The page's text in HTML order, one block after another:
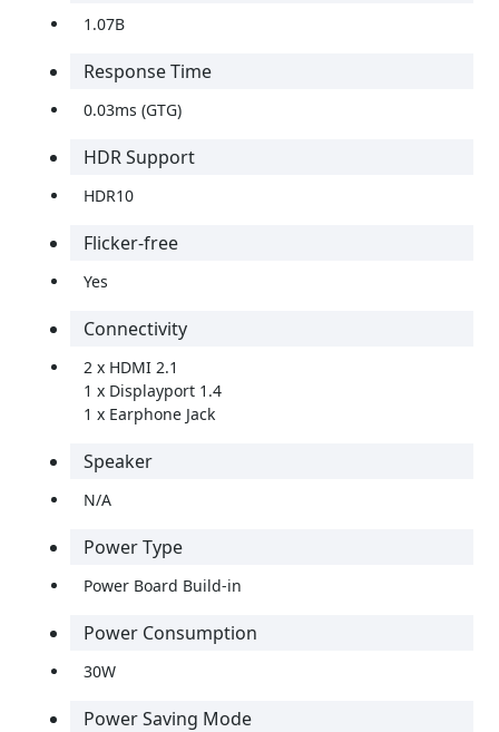
1.07B
Response Time
0.03ms (GTG)
HDR Support
HDR10
Flicker-free
Yes
Connectivity
2 x HDMI 2.1
1 x Displayport 1.4
1 x Earphone Jack
Speaker
N/A
Power Type
Power Board Build-in
Power Consumption
30W
Power Saving Mode